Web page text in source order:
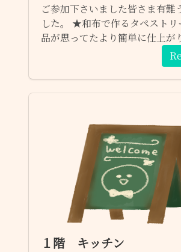
ご参加下さいました皆さま有難
した。 ★和布で作るタペストリ
品が思ってたより簡単に仕上が
です。 様子を見ていたお客さま
されました。 ★ハーブソルト
ルトはお料理に使うのは、勿
楽しめます。 ★ハーブマスクス
ーが出来ました。 ★エコクラフ
り 複雑に見えますが先生のご指
ズに可愛いカゴが出来ました。
アート ミニプレートやミニ看板
の図柄で作りました。 選べる図
す。 先生方のご指導で沢山の方
ださいました。
１階 キッチン